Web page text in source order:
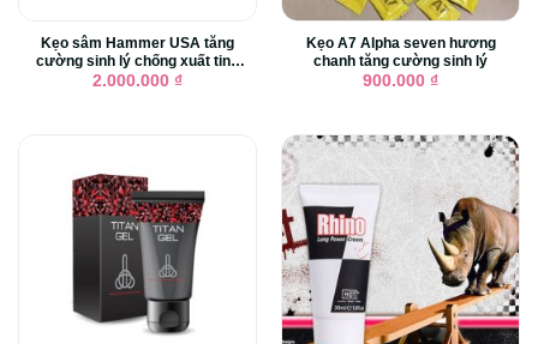
Kẹo sâm Hammer USA tăng
cường sinh lý chống xuất tinh
sớm
2.000.000 ₫
Kẹo A7 Alpha seven hương
chanh tăng cường sinh lý
900.000 ₫